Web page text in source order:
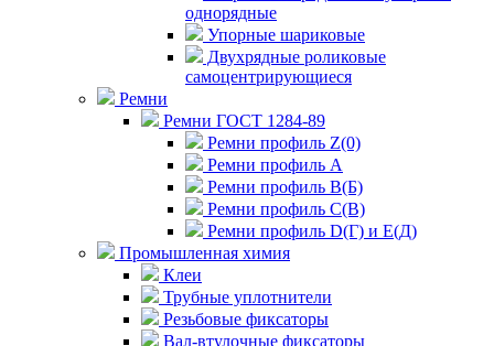
однорядные
Упорные шариковые
Двухрядные роликовые
самоцентрирующиеся
Ремни
Ремни ГОСТ 1284-89
Ремни профиль Z(0)
Ремни профиль А
Ремни профиль В(Б)
Ремни профиль С(В)
Ремни профиль D(Г) и E(Д)
Промышленная химия
Клеи
Трубные уплотнители
Резьбовые фиксаторы
Вал-втулочные фиксаторы